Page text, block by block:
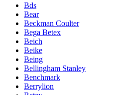
Bds
Bear
Beckman Coulter
Bega Betex
Beich
Beike
Being
Bellingham Stanley
Benchmark
Berrylion